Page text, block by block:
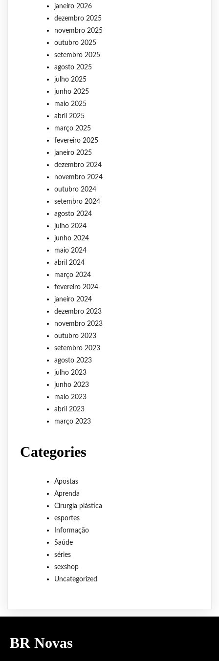
janeiro 2026
dezembro 2025
novembro 2025
outubro 2025
setembro 2025
agosto 2025
julho 2025
junho 2025
maio 2025
abril 2025
março 2025
fevereiro 2025
janeiro 2025
dezembro 2024
novembro 2024
outubro 2024
setembro 2024
agosto 2024
julho 2024
junho 2024
maio 2024
abril 2024
março 2024
fevereiro 2024
janeiro 2024
dezembro 2023
novembro 2023
outubro 2023
setembro 2023
agosto 2023
julho 2023
junho 2023
maio 2023
abril 2023
março 2023
Categories
Apostas
Aprenda
Cirurgia plástica
esportes
Informação
Saúde
séries
sexshop
Uncategorized
BR Novas